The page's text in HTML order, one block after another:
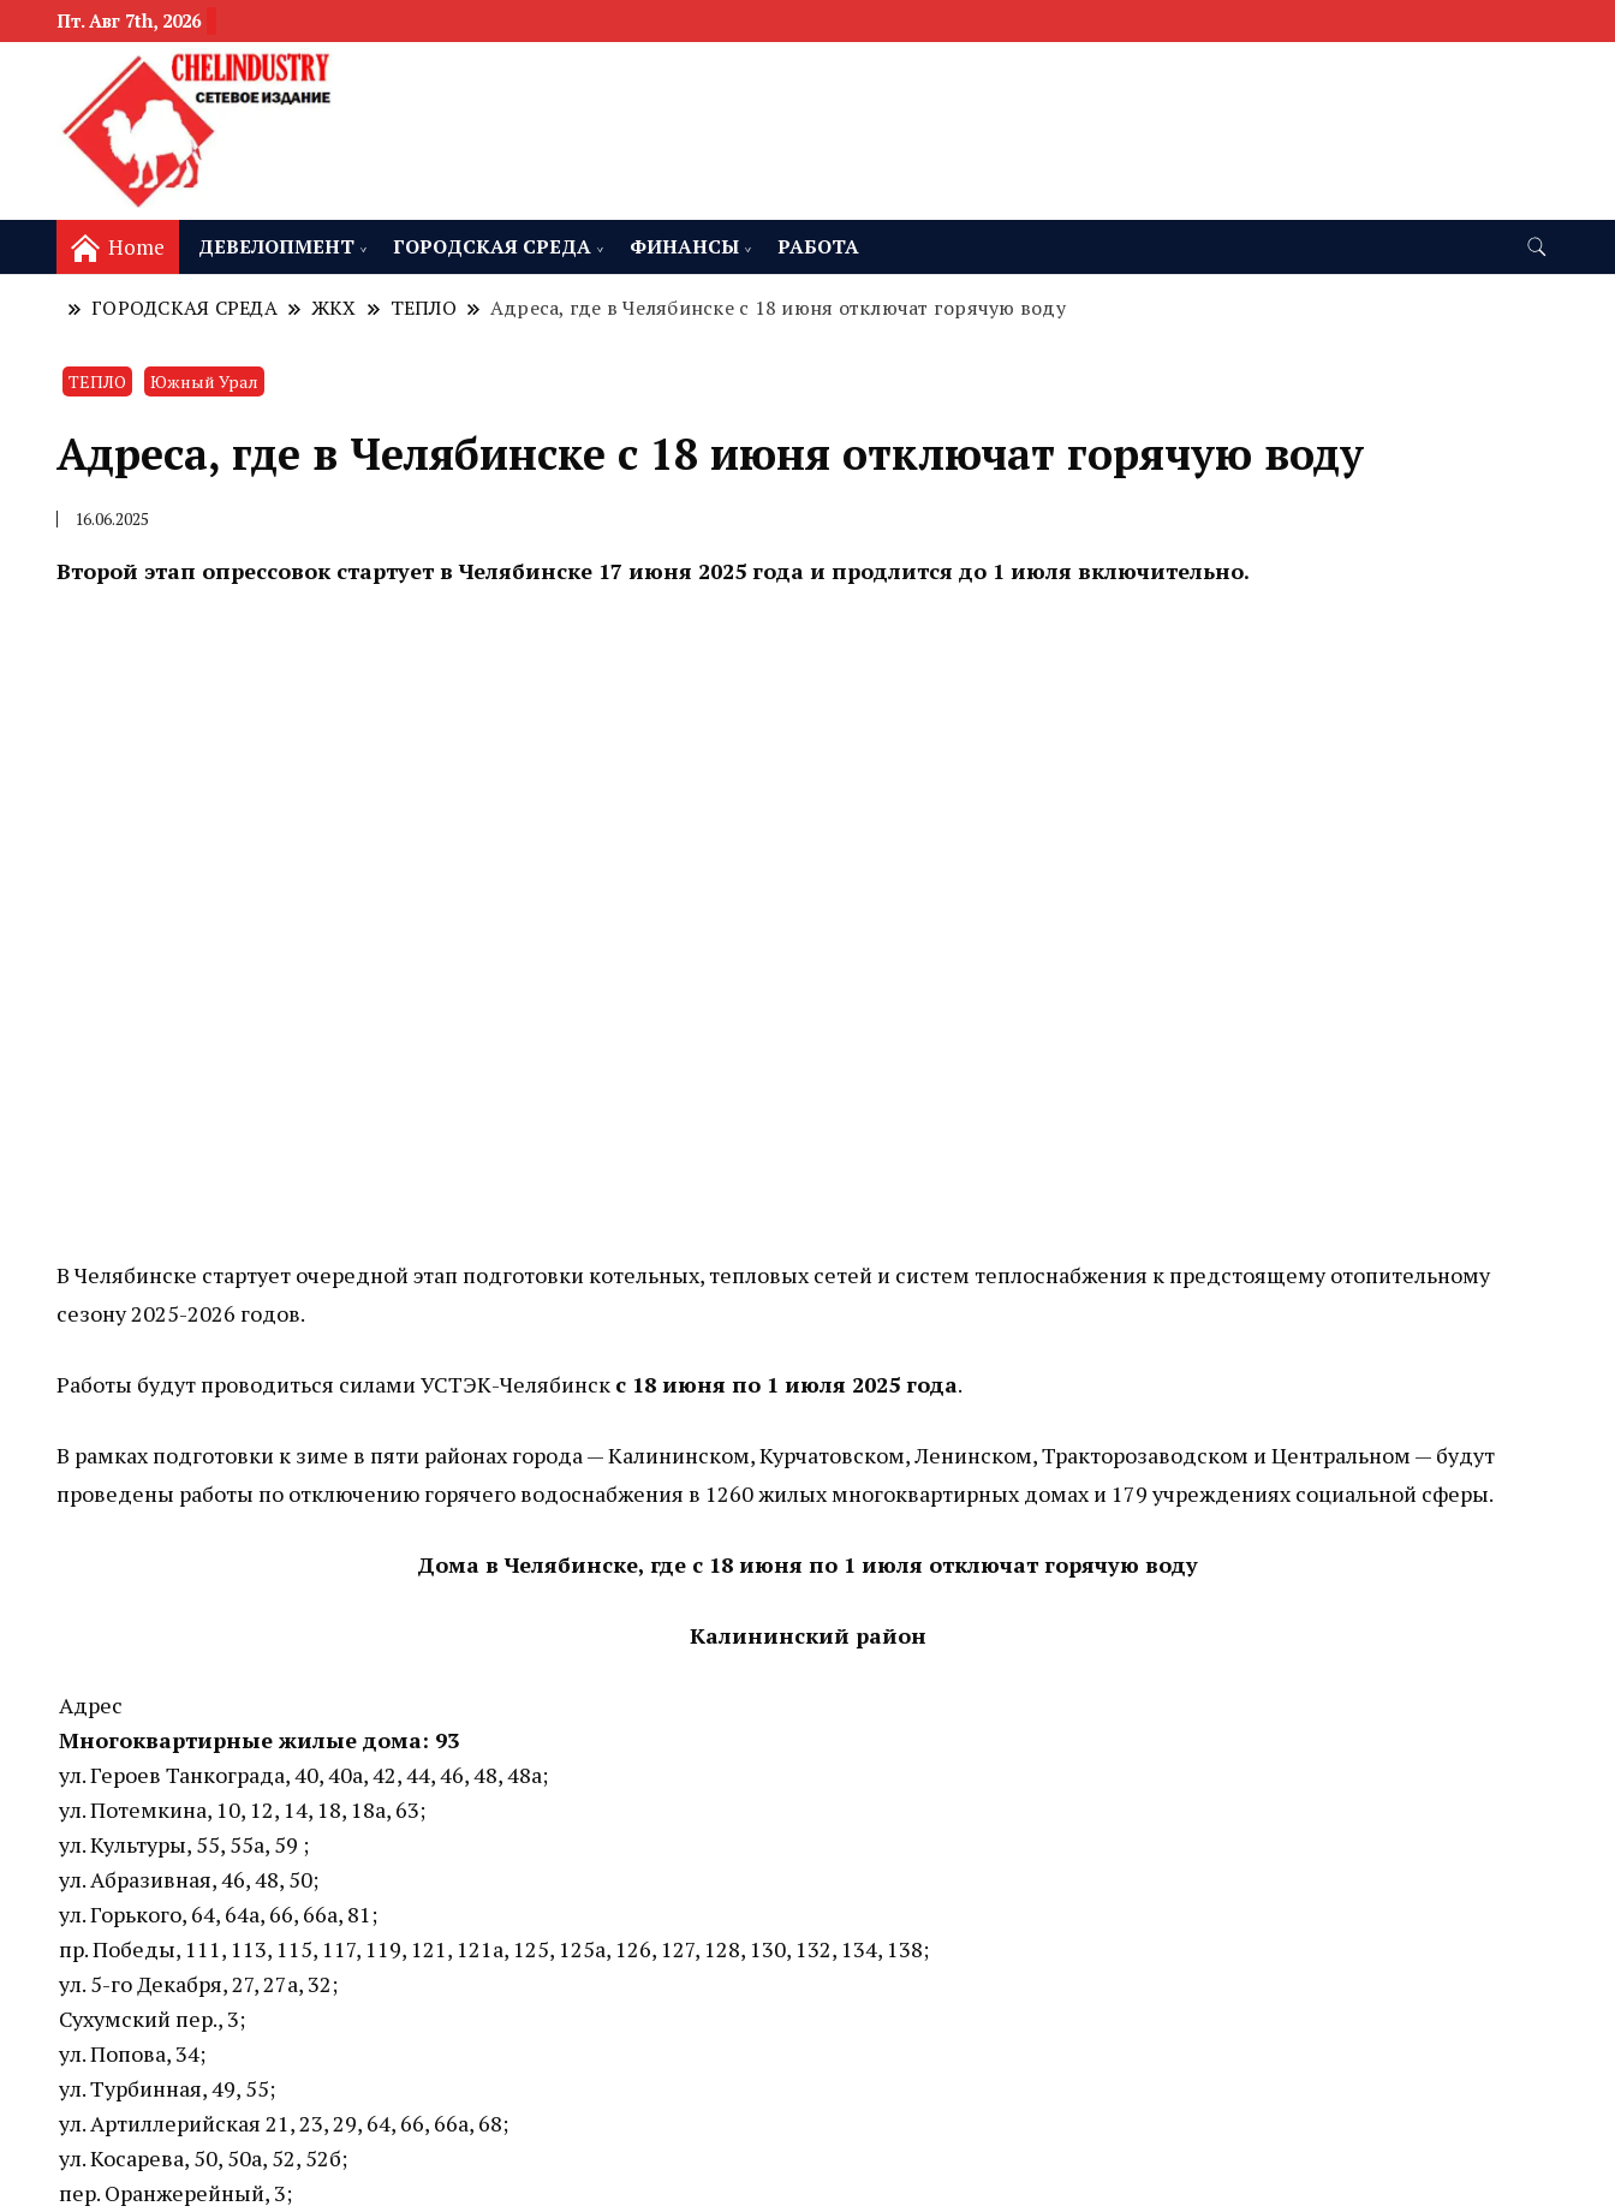
Пт. Авг 7th, 2026
Home ДЕВЕЛОПМЕНТ ГОРОДСКАЯ СРЕДА ФИНАНСЫ РАБОТА
ГОРОДСКАЯ СРЕДА ЖКХ ТЕПЛО Адреса, где в Челябинске с 18 июня отключат горячую воду
ТЕПЛО Южный Урал
Адреса, где в Челябинске с 18 июня отключат горячую воду
16.06.2025
Второй этап опрессовок стартует в Челябинске 17 июня 2025 года и продлится до 1 июля включительно.
В Челябинске стартует очередной этап подготовки котельных, тепловых сетей и систем теплоснабжения к предстоящему отопительному
сезону 2025-2026 годов.
Работы будут проводиться силами УСТЭК-Челябинск с 18 июня по 1 июля 2025 года.
В рамках подготовки к зиме в пяти районах города — Калининском, Курчатовском, Ленинском, Тракторозаводском и Центральном — будут
проведены работы по отключению горячего водоснабжения в 1260 жилых многоквартирных домах и 179 учреждениях социальной сферы.
Дома в Челябинске, где с 18 июня по 1 июля отключат горячую воду
Калининский район
Адрес
Многоквартирные жилые дома: 93
ул. Героев Танкограда, 40, 40а, 42, 44, 46, 48, 48а;
ул. Потемкина, 10, 12, 14, 18, 18а, 63;
ул. Культуры, 55, 55а, 59 ;
ул. Абразивная, 46, 48, 50;
ул. Горького, 64, 64а, 66, 66а, 81;
пр. Победы, 111, 113, 115, 117, 119, 121, 121а, 125, 125а, 126, 127, 128, 130, 132, 134, 138;
ул. 5-го Декабря, 27, 27а, 32;
Сухумский пер., 3;
ул. Попова, 34;
ул. Турбинная, 49, 55;
ул. Артиллерийская 21, 23, 29, 64, 66, 66а, 68;
ул. Косарева, 50, 50а, 52, 52б;
пер. Оранжерейный, 3;